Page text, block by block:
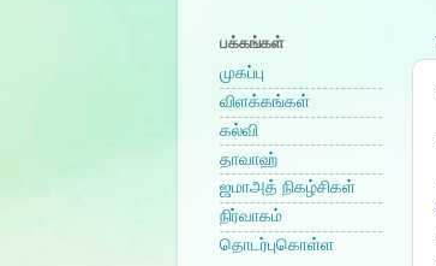
பக்கங்கள்
முகப்பு
விளக்கங்கள்
கல்வி
தாவாஹ்
ஜமாஅத் நிகழ்சிகள்
நிர்வாகம்
தொடர்புகொள்ள